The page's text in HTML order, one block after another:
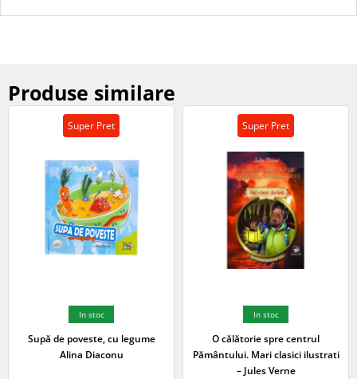
Produse similare
Super Pret
In stoc
Supă de poveste, cu legume
Alina Diaconu
Super Pret
In stoc
O călătorie spre centrul
Pământului. Mari clasici ilustrati
– Jules Verne